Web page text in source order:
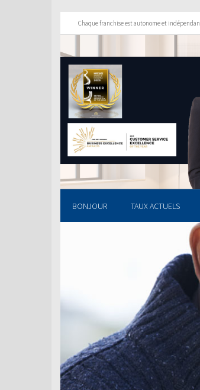
Chaque franchise est autonome et
BONJOUR TAUX ACTUELS